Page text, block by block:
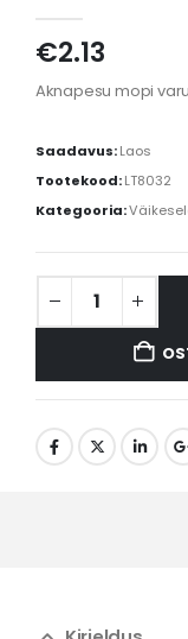
€2.13
Aknapesu mopi
Saadavus:Laos
Tootekood:LT8032
Kategooria: